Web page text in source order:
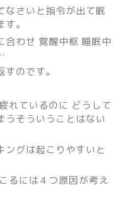
なさいと指令が出て眠
。
合わせ 覚醒中枢 睡眠中
のです。
れているのに どうして
うそういうことはない
ングは起こりやすいと
るには４つ原因が考え